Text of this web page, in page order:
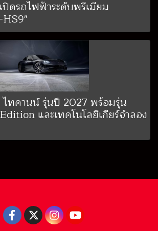
ปิดรถไฟฟ้าระดับพรีเมียม
ไทคานน์ รุ่นปี 2027 พร้อมรุ่น
และเทคโนโลยีเกียร์จำลอง